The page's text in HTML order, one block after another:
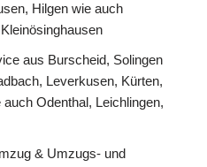
Hilgen wie auch
aus Burscheid, Solingen
Leverkusen, Kürten,
Odenthal, Leichlingen,
& Umzugs- und